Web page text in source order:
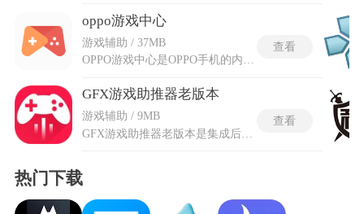
oppo游戏中心
游戏辅助 / 37MB
查看
GFX游戏助推器老版本
游戏辅助 / 9MB
查看
热门下载